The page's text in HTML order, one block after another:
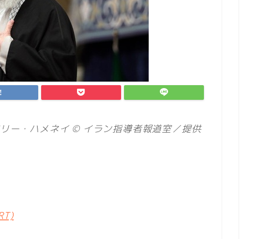
ー・ハメネイ © イラン指導者報道室／提供